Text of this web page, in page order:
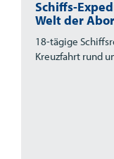
Schiffs-
Welt der
18-tägige
Kreuzfahrt rund